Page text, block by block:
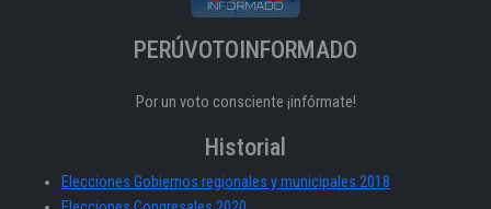
PERÚVOTOINFORMADO
Por un voto consciente ¡infórmate!
Historial
Elecciones Gobiernos regionales y municipales 2018